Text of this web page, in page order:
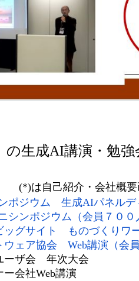
の生成AI講演・勉強
(*)は自己紹介・会社概
ポジウム 生成AIパネルデ
シンポジウム（会員７００
ッグサイト ものづくりワ
ウェア協会 Web講演（会員
会 年次大会
社Web講演